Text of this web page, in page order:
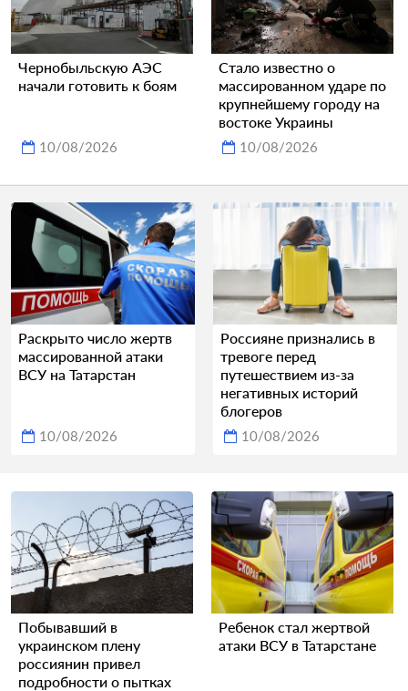
Чернобыльскую АЭС
начали готовить к боям
10/08/2026
Стало известно о
массированном ударе по
крупнейшему городу на
востоке Украины
10/08/2026
Раскрыто число жертв
массированной атаки
ВСУ на Татарстан
10/08/2026
Россияне признались в
тревоге перед
путешествием из-за
негативных историй
блогеров
10/08/2026
Побывавший в
украинском плену
россиянин привел
подробности о пытках
Ребенок стал жертвой
атаки ВСУ в Татарстане